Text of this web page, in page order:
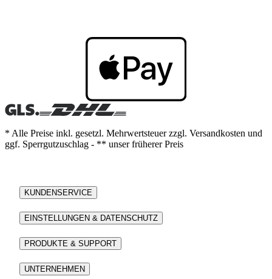
* Alle Preise inkl. gesetzl. Mehrwertsteuer zzgl. Versandkosten und
ggf. Sperrgutzuschlag - ** unser früherer Preis
KUNDENSERVICE
EINSTELLUNGEN & DATENSCHUTZ
PRODUKTE & SUPPORT
UNTERNEHMEN